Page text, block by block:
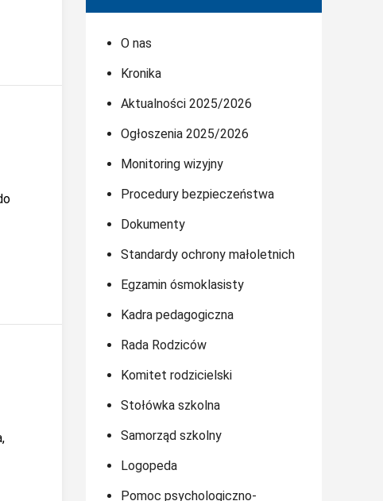
O nas
Kronika
Aktualności 2025/2026
Ogłoszenia 2025/2026
Monitoring wizyjny
Procedury bezpieczeństwa
Dokumenty
Standardy ochrony małoletnich
Egzamin ósmoklasisty
Kadra pedagogiczna
Rada Rodziców
Komitet rodzicielski
Stołówka szkolna
Samorząd szkolny
Logopeda
Pomoc psychologiczno-